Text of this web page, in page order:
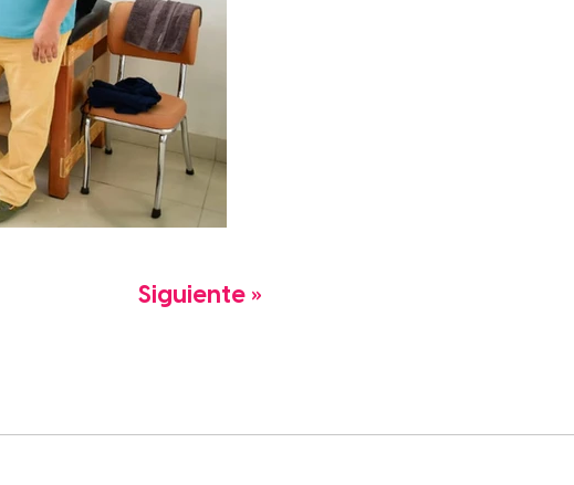
Siguiente »